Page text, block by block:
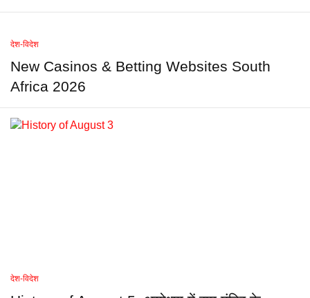
देश-विदेश
New Casinos & Betting Websites South
Africa 2026
देश-विदेश